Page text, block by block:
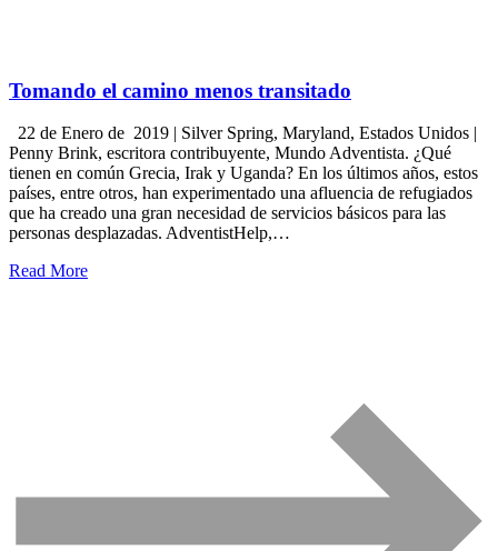
Tomando el camino menos transitado
22 de Enero de 2019 | Silver Spring, Maryland, Estados Unidos |
Penny Brink, escritora contribuyente, Mundo Adventista. ¿Qué
tienen en común Grecia, Irak y Uganda? En los últimos años, estos
países, entre otros, han experimentado una afluencia de refugiados
que ha creado una gran necesidad de servicios básicos para las
personas desplazadas. AdventistHelp,…
Read More